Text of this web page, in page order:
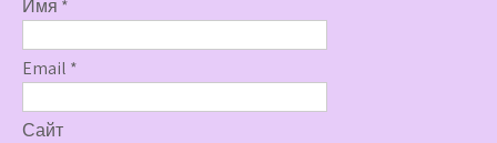
Имя *
Email *
Сайт